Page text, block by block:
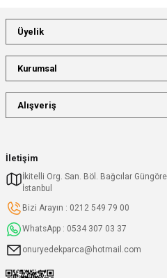
İletişim
İkitelli Org. San. Böl. Bağcılar
İstanbul
Bizi Arayın : 0212 549 79 00
WhatsApp : 0534 307 03 37
onuryedekparca@hotmail.com
Üyelik
Kurumsal
Alışveriş